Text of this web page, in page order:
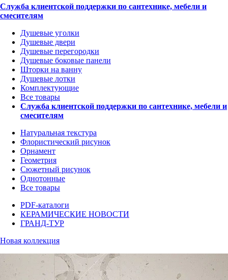
Служба клиентской поддержки по сантехнике, мебели и
смесителям
Душевые уголки
Душевые двери
Душевые перегородки
Душевые боковые панели
Шторки на ванну
Душевые лотки
Комплектующие
Все товары
Служба клиентской поддержки по сантехнике, мебели и
смесителям
Натуральная текстура
Флористический рисунок
Орнамент
Геометрия
Сюжетный рисунок
Однотонные
Все товары
PDF-каталоги
КЕРАМИЧЕСКИЕ НОВОСТИ
ГРАНД-ТУР
Новая коллекция